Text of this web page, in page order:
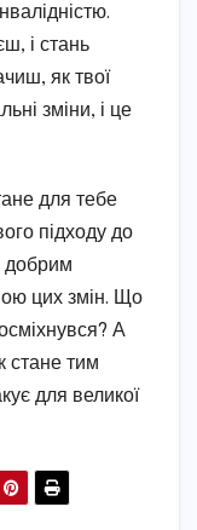
і стань
як твої
зміни, і це
для тебе
підходу до
добрим
цих змін. Що
А
стане тим
для великої